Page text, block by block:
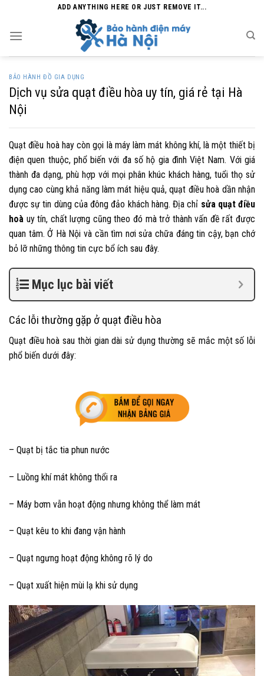
content
ADD ANYTHING HERE OR JUST REMOVE IT...
BẢO HÀNH ĐỒ GIA DỤNG
Dịch vụ sửa quạt điều hòa uy tín, giá rẻ tại Hà
Nội
Quạt điều hoà hay còn gọi là máy làm mát không khí, là một thiết bị
điện quen thuộc, phổ biến với đa số hộ gia đình Việt Nam. Với giá
thành đa dạng, phù hợp với mọi phân khúc khách hàng, tuổi thọ sử
dụng cao cùng khả năng làm mát hiệu quả, quạt điều hoà dần nhận
được sự tin dùng của đông đảo khách hàng. Địa chỉ sửa quạt điều
hoà uy tín, chất lượng cũng theo đó mà trở thành vấn đề rất được
quan tâm. Ở Hà Nội và cần tìm nơi sửa chữa đáng tin cậy, bạn chớ
bỏ lỡ những thông tin cực bổ ích sau đây.
Mục lục bài viết
Các lỗi thường gặp ở quạt điều hòa
Quạt điều hoà sau thời gian dài sử dụng thường sẽ mắc một số lỗi
phổ biến dưới đây:
– Quạt bị tắc tia phun nước
– Luồng khí mát không thổi ra
– Máy bơm vẫn hoạt động nhưng không thể làm mát
– Quạt kêu to khi đang vận hành
– Quạt ngưng hoạt động không rõ lý do
– Quạt xuất hiện mùi lạ khi sử dụng